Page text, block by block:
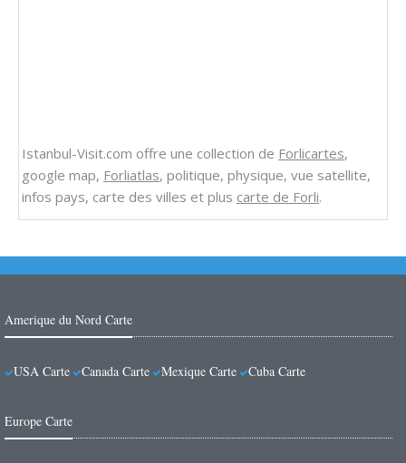
Istanbul-Visit.com offre une collection de Forlicartes,
google map, Forliatlas, politique, physique, vue satellite,
infos pays, carte des villes et plus carte de Forli.
Amerique du Nord Carte
USA Carte Canada Carte Mexique Carte Cuba Carte
Europe Carte